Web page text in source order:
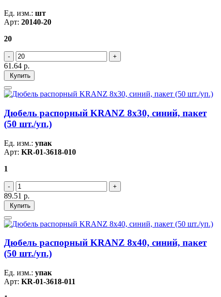
Ед. изм.: шт
Арт: 20140-20
20
61.64 р.
Купить
Дюбель распорный KRANZ 8х30, синий, пакет
(50 шт./уп.)
Ед. изм.: упак
Арт: KR-01-3618-010
1
89.51 р.
Купить
Дюбель распорный KRANZ 8х40, синий, пакет
(50 шт./уп.)
Ед. изм.: упак
Арт: KR-01-3618-011